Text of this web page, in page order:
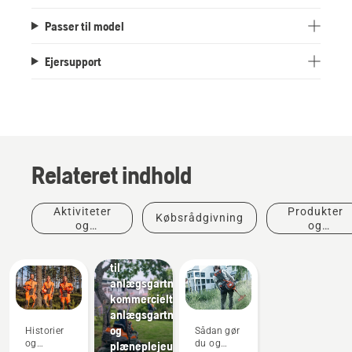
Passer til model
Ejersupport
Relateret indhold
Aktiviteter
og
Købsrådgivning
Produkter
og
Historier
og
Anlægsgartnere
til
anlægsgartneri,
kommercielt
anlægsgartnerudstyr
og
plæneplejeudstyr
Sådan gør
du og